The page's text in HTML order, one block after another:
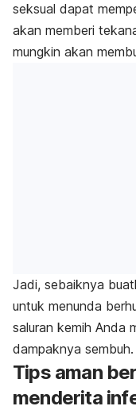
seksual dapat
akan memberi
mungkin akan
Jadi, sebaiknya
untuk menunda
saluran kemih Anda
dampaknya sembuh.
Tips aman
menderita